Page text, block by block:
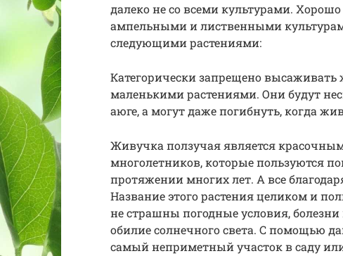
далеко не со всеми культурами.
ампельными и лиственными
следующими растениями:
Категорически запрещено
маленькими растениями. Они будут
аюге, а могут даже погибнуть, когда
Живучка ползучая является
многолетников, которые пользуются
протяжении многих лет. А все
Название этого растения целиком и
не страшны погодные условия, болезни
обилие солнечного света. С помощью
самый неприметный участок в саду